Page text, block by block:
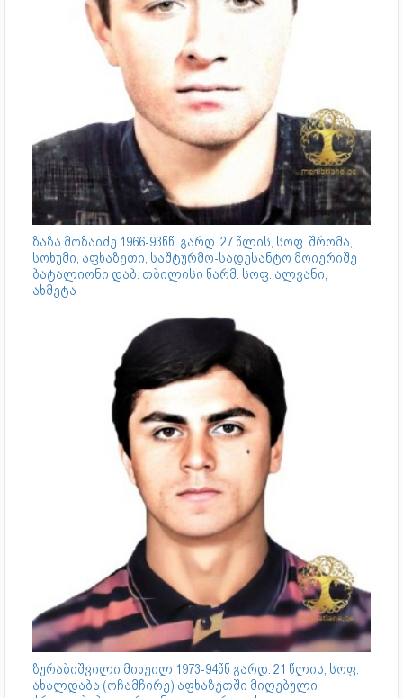
ზაზა მოზაიძე 1966-93წწ. გარდ. 27 წლის, სოფ. შრომა,
სოხუმი, აფხაზეთი, საშტურმო-სადესანტო მოიერიშე
ბატალიონი დაბ. თბილისი წარმ. სოფ. ალვანი,
ახმეტა
ზურაბიშვილი მიხეილ 1973-94წწ გარდ. 21 წლის, სოფ.
ახალდაბა (ოჩამჩირე) აფხაზეთში მიღებული